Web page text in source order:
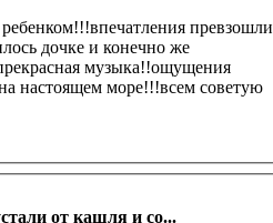
превзошли
дочке и конечно же
музыка!!ощущения
настоящем море!!!всем советую
от кашля и со...